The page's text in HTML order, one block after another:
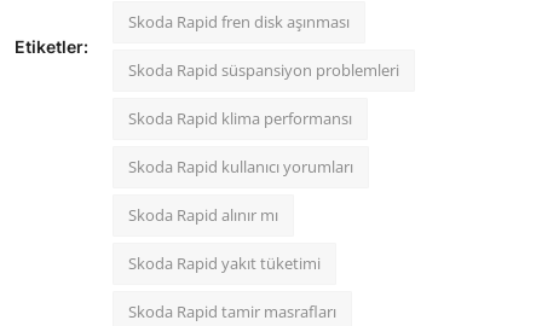
Etiketler:
Skoda Rapid fren disk aşınması
Skoda Rapid süspansiyon problemleri
Skoda Rapid klima performansı
Skoda Rapid kullanıcı yorumları
Skoda Rapid alınır mı
Skoda Rapid yakıt tüketimi
Skoda Rapid tamir masrafları